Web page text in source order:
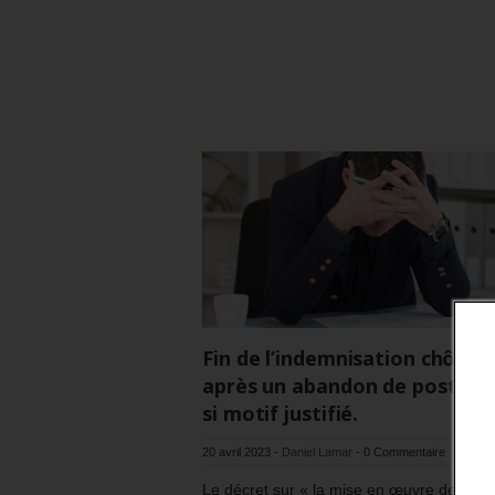
Fin de l’indemnisation
après un abandon de poste,
si motif justifié.
20 avril 2023 - Daniel Lamar - 0 Commentaire
Le décret sur « la mise en œuvre de la